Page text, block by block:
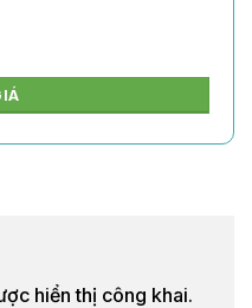
hiển thị công khai.